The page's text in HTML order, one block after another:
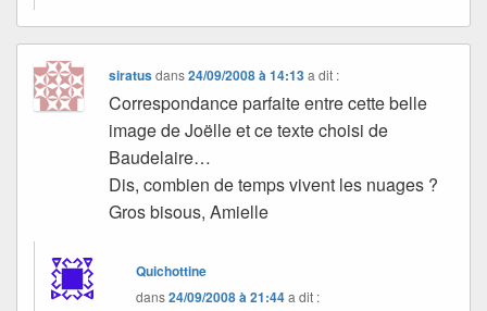
siratusdans24/09/2008 à 14:13 a dit :
Correspondance parfaite entre cette belle
image de Joëlle et ce texte choisi de
Baudelaire…
Dis, combien de temps vivent les nuages ?
Gros bisous, Amielle
Quichottine
dans24/09/2008 à 21:44a dit :